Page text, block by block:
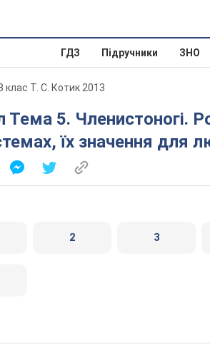
ГДЗ Підручники ЗНО
8 клас Т. С. Котик 2013
їх значення для
2 3